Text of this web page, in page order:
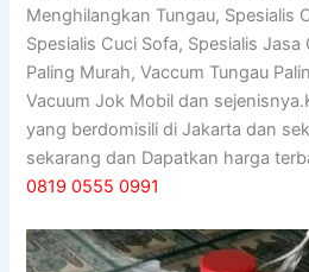
Menghilangkan Tungau, Spesialis
Spesialis Cuci Sofa, Spesialis
Paling Murah, Vaccum Tungau
Vacuum Jok Mobil dan
yang berdomisili di Jakarta dan
sekarang dan Dapatkan harga
0819 0555 0991